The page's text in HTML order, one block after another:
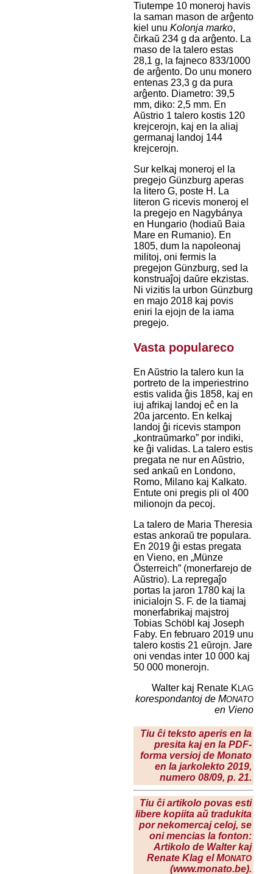
Tiutempe 10 moneroj havis
la saman mason de arĝento
kiel unu Kolonja marko,
ĉirkaŭ 234 g da arĝento. La
maso de la talero estas
28,1 g, la fajneco 833/1000
de arĝento. Do unu monero
entenas 23,3 g da pura
arĝento. Diametro: 39,5
mm, diko: 2,5 mm. En
Aŭstrio 1 talero kostis 120
krejcerojn, kaj en la aliaj
germanaj landoj 144
krejcerojn.
Sur kelkaj moneroj el la
pregejo Günzburg aperas
la litero G, poste H. La
literon G ricevis moneroj el
la pregejo en Nagybánya
en Hungario (hodiaŭ Baia
Mare en Rumanio). En
1805, dum la napoleonaj
militoj, oni fermis la
pregejon Günzburg, sed la
konstruaĵoj daŭre ekzistas.
Ni vizitis la urbon Günzburg
en majo 2018 kaj povis
eniri la ejojn de la iama
pregejo.
Vasta populareco
En Aŭstrio la talero kun la
portreto de la imperiestrino
estis valida ĝis 1858, kaj en
iuj afrikaj landoj eĉ en la
20a jarcento. En kelkaj
landoj ĝi ricevis stampon
„kontraŭmarko” por indiki,
ke ĝi validas. La talero estis
pregata ne nur en Aŭstrio,
sed ankaŭ en Londono,
Romo, Milano kaj Kalkato.
Entute oni pregis pli ol 400
milionojn da pecoj.
La talero de Maria Theresia
estas ankoraŭ tre populara.
En 2019 ĝi estas pregata
en Vieno, en „Münze
Österreich” (monerfarejo de
Aŭstrio). La repregaĵo
portas la jaron 1780 kaj la
inicialojn S. F. de la tiamaj
monerfabrikaj majstroj
Tobias Schöbl kaj Joseph
Faby. En februaro 2019 unu
talero kostis 21 eŭrojn. Jare
oni vendas inter 10 000 kaj
50 000 monerojn.
Walter kaj Renate KLAG
korespondantoj de MONATO
en Vieno
Tiu ĉi teksto aperis en la
presita kaj en la PDF-
forma versioj de Monato
en la jarkolekto 2019,
numero 08/09, p. 21.
Tiu ĉi artikolo povas esti
libere kopiita aŭ tradukita
por nekomercaj celoj, se
oni mencias la fonton:
Artikolo de Walter kaj
Renate Klag el MONATO
(www.monato.be).